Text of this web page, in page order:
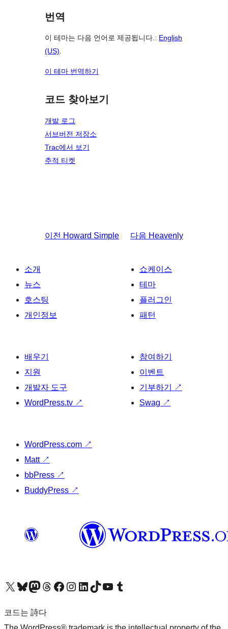
번역
이 테마는 다음 언어로 제공됩니다.: English
(US).
이 테마 번역하기
코드 찾아보기
개발 로그
서브버전 저장소
Trac에서 보기
추적 티켓
이전 Howard Simple 다음 Heavenly
소개
뉴스
호스팅
개인정보
쇼케이스
테마
플러그인
패턴
배우기
지원
개발자 도구
WordPress.tv ↗
참여하기
이벤트
기부하기
↗
Swag ↗
WordPress.com ↗
Matt ↗
bbPress ↗
BuddyPress ↗
X(이전 트위터) 계정 방문하기블루스카이 계정 방문하기마스토돈 계정 방문하기스레드 계정 방문하기 페이스북 페이지 방문하기인스타그램 계정 방문하기 LinkedIn 계정 방문하기틱톡 계정 방문하기유튜브 채널 방문하기 텀블러 계정 방문하기
코드는 詩다